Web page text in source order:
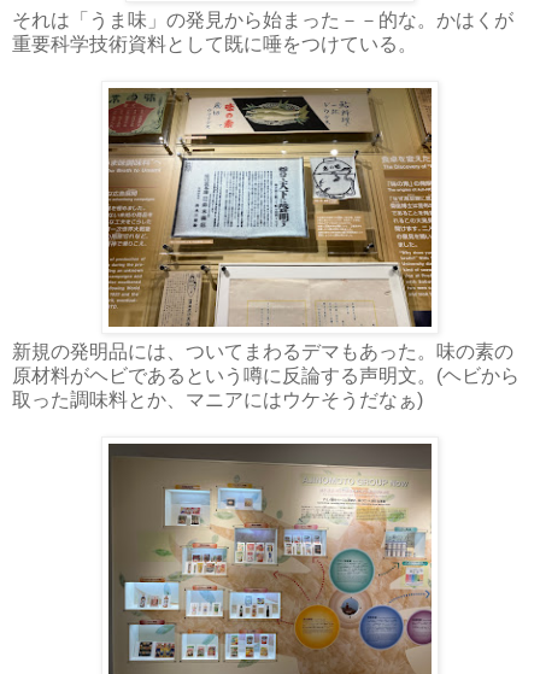
それは「うま味」の発見から始まった－－的な。かはくが
重要科学技術資料として既に唾をつけている。
新規の発明品には、ついてまわるデマもあった。味の素の
原材料がヘビであるという噂に反論する声明文。(ヘビから
取った調味料とか、マニアにはウケそうだなぁ)